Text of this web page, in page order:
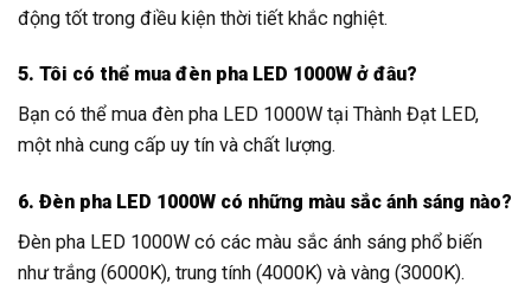
động tốt trong điều kiện thời tiết khắc nghiệt.
5. Tôi có thể mua đèn pha LED 1000W ở đâu?
Bạn có thể mua đèn pha LED 1000W tại Thành Đạt LED,
một nhà cung cấp uy tín và chất lượng.
6. Đèn pha LED 1000W có những màu sắc ánh sáng nào?
Đèn pha LED 1000W có các màu sắc ánh sáng phổ biến
như trắng (6000K), trung tính (4000K) và vàng (3000K).